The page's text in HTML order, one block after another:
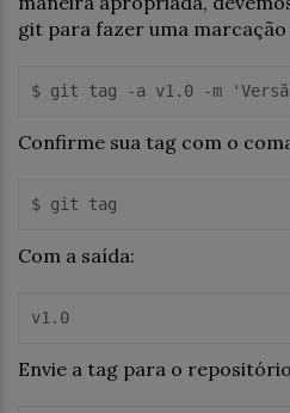
git para fazer uma
Confirme sua tag com o
Com a saída:
Envie a tag para o